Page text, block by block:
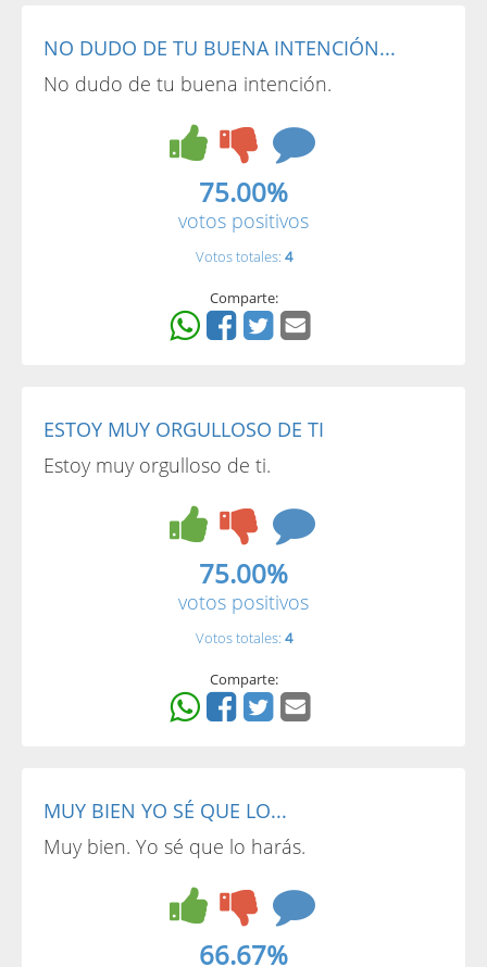
NO DUDO DE TU BUENA INTENCIÓN...
No dudo de tu buena intención.
75.00%
votos positivos
Votos totales: 4
Comparte:
ESTOY MUY ORGULLOSO DE TI
Estoy muy orgulloso de ti.
75.00%
votos positivos
Votos totales: 4
Comparte:
MUY BIEN YO SÉ QUE LO...
Muy bien. Yo sé que lo harás.
66.67%